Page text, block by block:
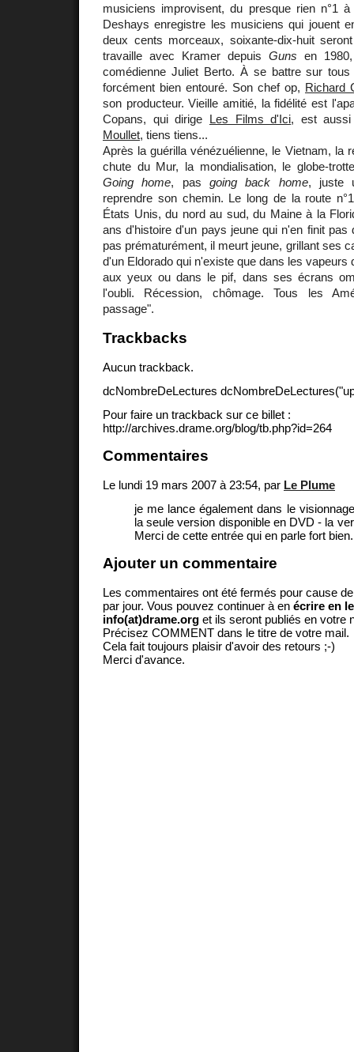
musiciens improvisent, du presque rien n°1
Deshays enregistre les musiciens qui jouent
deux cents morceaux, soixante-dix-huit
travaille avec Kramer depuis Guns en
comédienne Juliet Berto. À se battre sur
forcément bien entouré. Son chef op, Richard
son producteur. Vieille amitié, la fidélité est
Copans, qui dirige Les Films d'Ici, est
Moullet, tiens tiens...
Après la guérilla vénézuélienne, le Vietnam, la
chute du Mur, la mondialisation, le globe-
Going home, pas going back home, juste
reprendre son chemin. Le long de la route
États Unis, du nord au sud, du Maine à la
ans d'histoire d'un pays jeune qui n'en finit pas
pas prématurément, il meurt jeune, grillant ses
d'un Eldorado qui n'existe que dans les vapeurs
aux yeux ou dans le pif, dans ses écrans
l'oubli. Récession, chômage. Tous les
passage".
Trackbacks
Aucun trackback.
dcNombreDeLectures
Pour faire un trackback sur ce billet :
http://archives.drame.org/blog/tb.php?id=264
Commentaires
Le lundi 19 mars 2007 à 23:54, par Le Plume
je me lance également dans le
la seule version disponible en DVD - la
Merci de cette entrée qui en parle fort bien.
Ajouter un commentaire
Les commentaires ont été fermés pour cause
par jour. Vous pouvez continuer à en écrire en
info(at)drame.org et ils seront publiés en votre
Précisez COMMENT dans le titre de votre mail.
Cela fait toujours plaisir d'avoir des retours ;-)
Merci d'avance.